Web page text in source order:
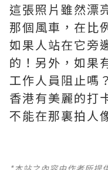
這張照片雖然漂
那個風車，在比
如果人站在它旁
的！另外，如果
工作人員阻止嗎
香港有美麗的打
不能在那裏拍人